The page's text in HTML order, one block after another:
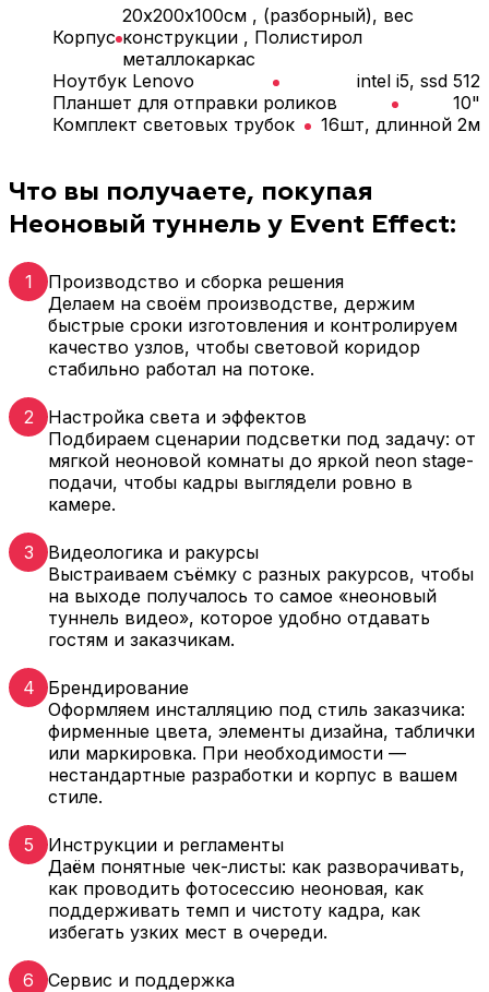
Корпус
20х200х100см , (разборный), вес
конструкции , Полистирол
металлокаркас
Ноутбук Lenovo
intel i5, ssd 512
Планшет для отправки роликов
10"
Комплект световых трубок
16шт, длинной 2м
Что вы получаете, покупая
Неоновый туннель у Event Effect:
1
Производство и сборка решения
Делаем на своём производстве, держим
быстрые сроки изготовления и контролируем
качество узлов, чтобы световой коридор
стабильно работал на потоке.
2
Настройка света и эффектов
Подбираем сценарии подсветки под задачу: от
мягкой неоновой комнаты до яркой neon stage-
подачи, чтобы кадры выглядели ровно в
камере.
3
Видеологика и ракурсы
Выстраиваем съёмку с разных ракурсов, чтобы
на выходе получалось то самое «неоновый
туннель видео», которое удобно отдавать
гостям и заказчикам.
4
Брендирование
Оформляем инсталляцию под стиль заказчика:
фирменные цвета, элементы дизайна, таблички
или маркировка. При необходимости —
нестандартные разработки и корпус в вашем
стиле.
5
Инструкции и регламенты
Даём понятные чек-листы: как разворачивать,
как проводить фотосессию неоновая, как
поддерживать темп и чистоту кадра, как
избегать узких мест в очереди.
6
Сервис и поддержка